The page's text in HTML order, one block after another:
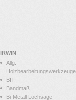
IRWIN
Allg.
Holzbearbeitungswerkzeuge
BIT
Bandmaß
Bi-Metall Lochsäge